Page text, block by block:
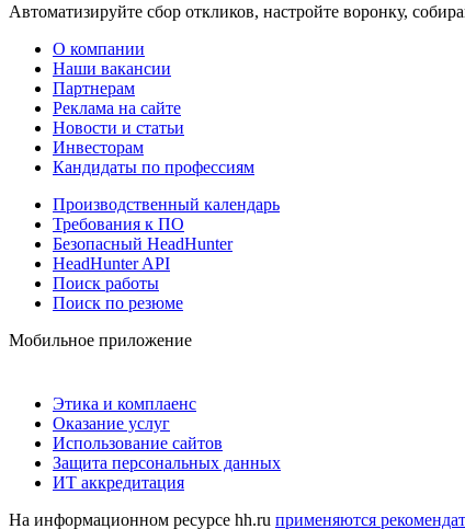
Автоматизируйте сбор откликов, настройте воронку,
О компании
Наши вакансии
Партнерам
Реклама на сайте
Новости и статьи
Инвесторам
Кандидаты по профессиям
Производственный календарь
Требования к ПО
Безопасный HeadHunter
HeadHunter API
Поиск работы
Поиск по резюме
Мобильное приложение
Этика и комплаенс
Оказание услуг
Использование сайтов
Защита персональных данных
ИТ аккредитация
На информационном ресурсе hh.ru применяются